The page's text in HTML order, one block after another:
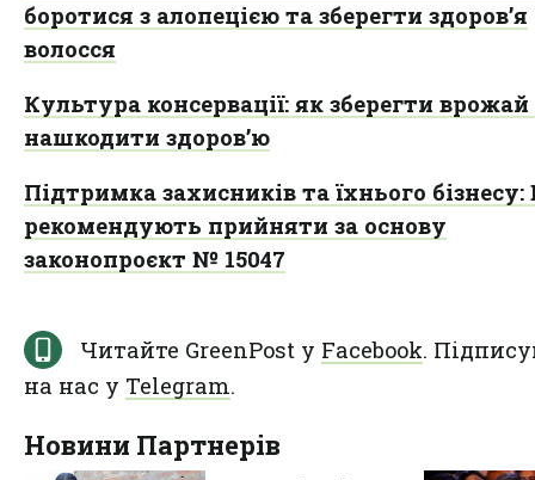
боротися з алопецією та зберегти здоров’я
волосся
Культура консервації: як зберегти врожай
нашкодити здоров’ю
Підтримка захисників та їхнього бізнесу:
рекомендують прийняти за основу
законопроєкт № 15047
Читайте GreenPost у Facebook.
на нас у Telegram.